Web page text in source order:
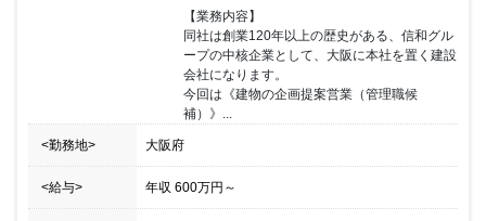
【業務内容】
同社は創業120年以上の歴史がある、信和グル
ープの中核企業として、大阪に本社を置く建設
会社になります。
今回は《建物の企画提案営業（管理職候
補）》...
<勤務地> 大阪府
<給与> 年収 600万円 ～